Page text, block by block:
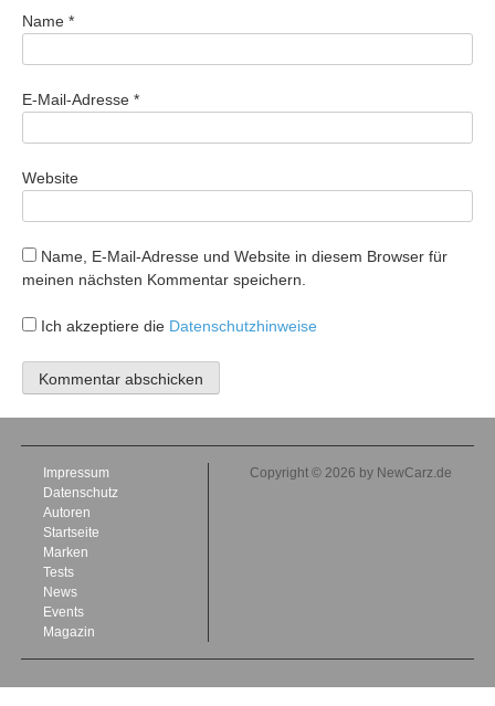
Name *
E-Mail-Adresse *
Website
Name, E-Mail-Adresse und Website in diesem Browser für
meinen nächsten Kommentar speichern.
Ich akzeptiere die Datenschutzhinweise
Impressum
Datenschutz
Autoren
Startseite
Marken
Tests
News
Events
Magazin
Copyright © 2026 by NewCarz.de